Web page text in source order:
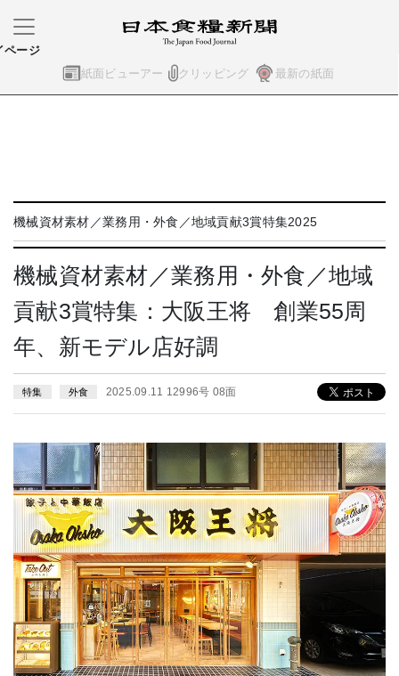
紙面ビューアー クリッピング 最新の紙面
ページ
機械資材素材／業務用・外食／地域貢献3賞特集2025
機械資材素材／業務用・外食／地域
貢献3賞特集：大阪王将 創業55周
年、新モデル店好調
特集 外食 2025.09.11 12996号 08面